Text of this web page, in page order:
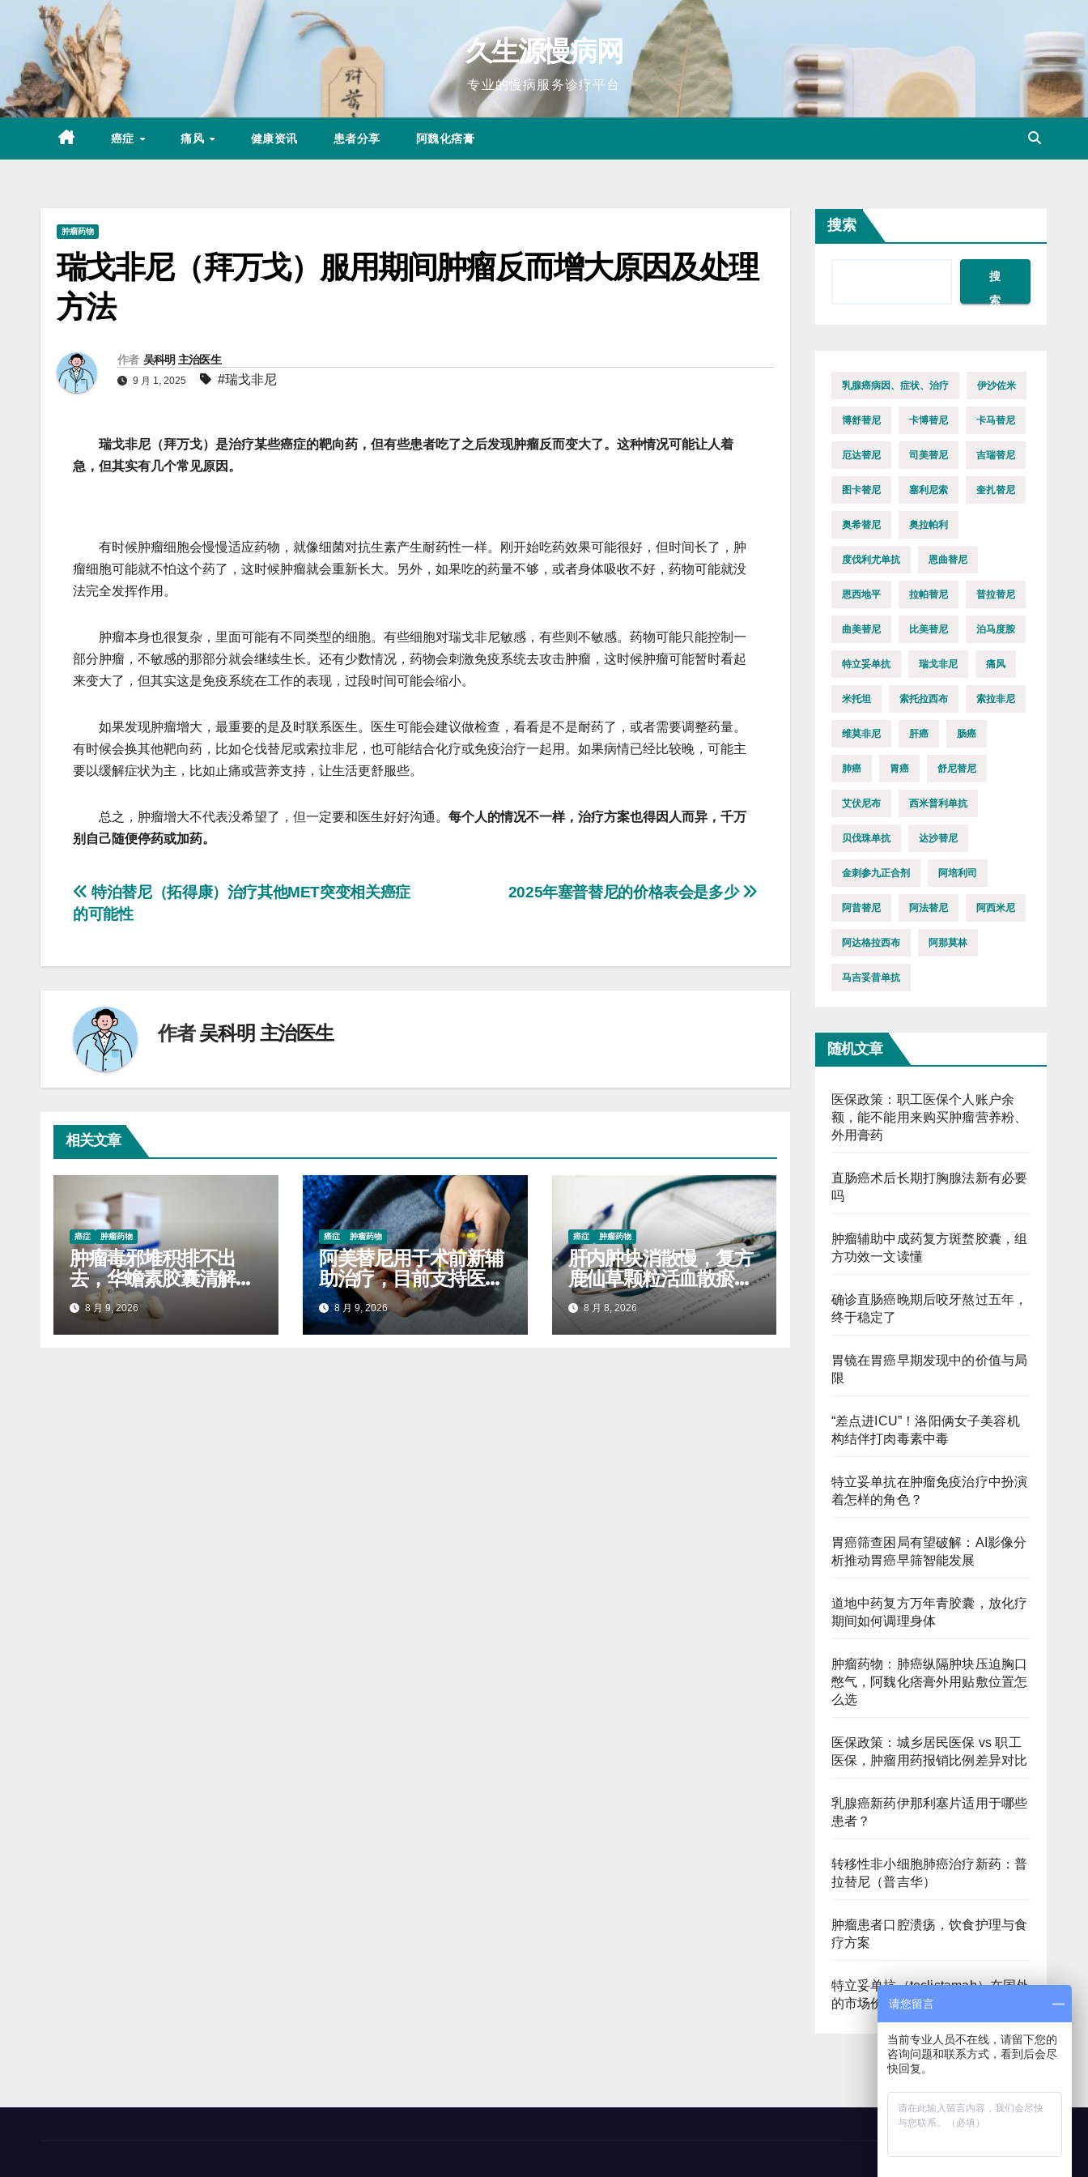
content
久生源慢病网
专业的慢病服务诊疗平台
癌症 痛风 健康资讯 患者分享 阿魏化痞膏
肿瘤药物
瑞戈非尼（拜万戈）服用期间肿瘤反而增大原因及处理
方法
作者 吴科明 主治医生
9 月 1, 2025 #瑞戈非尼
瑞戈非尼（拜万戈）是治疗某些癌症的靶向药，但有些患者吃了之后发现肿瘤反而变大了。这种情况可能让人着
急，但其实有几个常见原因。
有时候肿瘤细胞会慢慢适应药物，就像细菌对抗生素产生耐药性一样。刚开始吃药效果可能很好，但时间长了，肿
瘤细胞可能就不怕这个药了，这时候肿瘤就会重新长大。另外，如果吃的药量不够，或者身体吸收不好，药物可能就没
法完全发挥作用。
肿瘤本身也很复杂，里面可能有不同类型的细胞。有些细胞对瑞戈非尼敏感，有些则不敏感。药物可能只能控制一
部分肿瘤，不敏感的那部分就会继续生长。还有少数情况，药物会刺激免疫系统去攻击肿瘤，这时候肿瘤可能暂时看起
来变大了，但其实这是免疫系统在工作的表现，过段时间可能会缩小。
如果发现肿瘤增大，最重要的是及时联系医生。医生可能会建议做检查，看看是不是耐药了，或者需要调整药量。
有时候会换其他靶向药，比如仑伐替尼或索拉非尼，也可能结合化疗或免疫治疗一起用。如果病情已经比较晚，可能主
要以缓解症状为主，比如止痛或营养支持，让生活更舒服些。
总之，肿瘤增大不代表没希望了，但一定要和医生好好沟通。 每个人的情况不一样，治疗方案也得因人而异，千万
别自己随便停药或加药。
文
章
导
2025年塞普替尼的价格表会是多少
特泊替尼（拓得康）治疗其他MET突变相关癌症
的可能性
作者吴科明 主治医生
相关文章
癌症 肿瘤药物
肿瘤毒邪堆积排不出
去，华蟾素胶囊清解体
内瘀积毒素
8 月 9, 2026
癌症 肿瘤药物
阿美替尼用于术前新辅
助治疗，目前支持医保
报销吗
8 月 9, 2026
癌症 肿瘤药物
肝内肿块消散慢，复方
鹿仙草颗粒活血散瘀抑
制毒结堆积
8 月 8, 2026
搜索
搜
索
乳腺癌病因、症状、治疗 伊沙佐米
博舒替尼 卡博替尼 卡马替尼
厄达替尼 司美替尼 吉瑞替尼
图卡替尼 塞利尼索 奎扎替尼
奥希替尼 奥拉帕利
度伐利尤单抗 恩曲替尼
恩西地平 拉帕替尼 普拉替尼
曲美替尼 比美替尼 泊马度胺
特立妥单抗 瑞戈非尼 痛风
米托坦 索托拉西布 索拉非尼
维莫非尼 肝癌 肠癌
肺癌 胃癌 舒尼替尼
艾伏尼布 西米普利单抗
贝伐珠单抗 达沙替尼
金刺参九正合剂 阿培利司
阿昔替尼 阿法替尼 阿西米尼
阿达格拉西布 阿那莫林
马吉妥昔单抗
随机文章
医保政策：职工医保个人账户余
额，能不能用来购买肿瘤营养粉、
外用膏药
直肠癌术后长期打胸腺法新有必要
吗
肿瘤辅助中成药复方斑蝥胶囊，组
方功效一文读懂
确诊直肠癌晚期后咬牙熬过五年，
终于稳定了
胃镜在胃癌早期发现中的价值与局
限
“差点进ICU”！洛阳俩女子美容机
构结伴打肉毒素中毒
特立妥单抗在肿瘤免疫治疗中扮演
着怎样的角色？
胃癌筛查困局有望破解：AI影像分
析推动胃癌早筛智能发展
道地中药复方万年青胶囊，放化疗
期间如何调理身体
肿瘤药物：肺癌纵隔肿块压迫胸口
憋气，阿魏化痞膏外用贴敷位置怎
么选
医保政策：城乡居民医保 vs 职工
医保，肿瘤用药报销比例差异对比
乳腺癌新药伊那利塞片适用于哪些
患者？
转移性非小细胞肺癌治疗新药：普
拉替尼（普吉华）
肿瘤患者口腔溃疡，饮食护理与食
疗方案
特立妥单抗（teclistamab）在国外
的市场价格是多少
请您留言
当前专业人员不在线，请留下您的
咨询问题和联系方式，看到后会尽
快回复。